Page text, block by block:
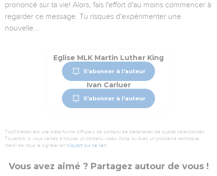
prononcé sur ta vie! Alors, fais l'effort d'au moins commencer à
regarder ce message. Tu risques d'expérimenter une
nouvelle...
Eglise MLK Martin Luther King
S'abonner à l'auteur
Ivan Carluer
S'abonner à l'auteur
TopChrétien est une plate-forme diffuseur de contenu de partenaires de qualité sélectionnés.
Toutefois, si vous veniez à trouver un contenu vidéo illicite ou avec un problème technique,
merci de nous le signaler en cliquant sur ce lien.
Vous avez aimé ? Partagez autour de vous !